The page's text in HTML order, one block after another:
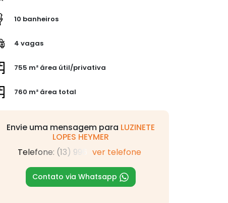
10 banheiros
4 vagas
755 m² área útil/privativa
760 m² área total
Envie uma mensagem para LUZINETE
LOPES HEYMER
Telefone: (13) 996
ver telefone
Contato via Whatsapp